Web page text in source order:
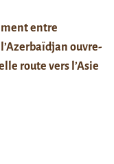
entre
ouvre-
route vers l’Asie